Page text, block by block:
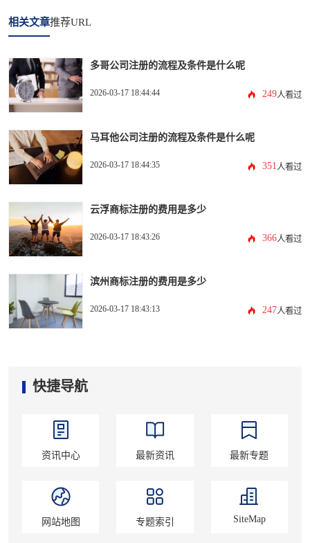
相关文章推荐URL
多哥公司注册的流程及条件是什么呢
2026-03-17 18:44:44 249人看过
马耳他公司注册的流程及条件是什么呢
2026-03-17 18:44:35 351人看过
云浮商标注册的费用是多少
2026-03-17 18:43:26 366人看过
滨州商标注册的费用是多少
2026-03-17 18:43:13 247人看过
快捷导航
资讯中心 最新资讯 最新专题
网站地图 专题索引 SiteMap